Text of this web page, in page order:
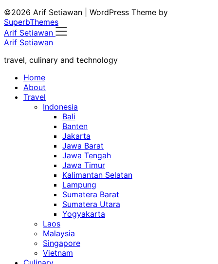
©2026 Arif Setiawan
| WordPress Theme by
SuperbThemes
Arif Setiawan
Arif Setiawan
travel, culinary and technology
Home
About
Travel
Indonesia
Bali
Banten
Jakarta
Jawa Barat
Jawa Tengah
Jawa Timur
Kalimantan Selatan
Lampung
Sumatera Barat
Sumatera Utara
Yogyakarta
Laos
Malaysia
Singapore
Vietnam